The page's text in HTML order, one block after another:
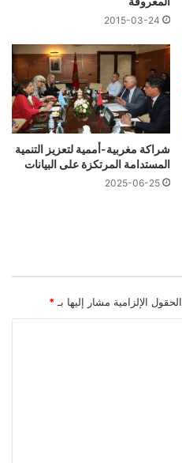
2015-03-24
شراكة مغربية-أممية لتعزيز التنمية
المستدامة المرتكزة على البيانات
2025-06-25
الحقول الإلزامية مشار إليها بـ *